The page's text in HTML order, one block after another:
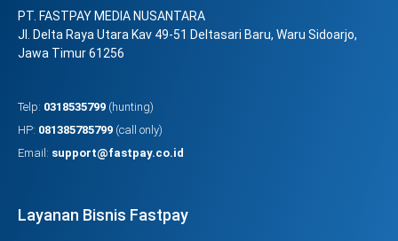
PT. FASTPAY MEDIA NUSANTARA
Jl. Delta Raya Utara Kav 49-51 Deltasari Baru, Waru Sidoarjo,
Jawa Timur 61256
Telp: 0318535799 (hunting)
HP: 081385785799 (call only)
Email: support@fastpay.co.id
Layanan Bisnis Fastpay